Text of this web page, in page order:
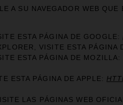
A SU NAVEGADOR WEB
ESTA PÁGINA DE GOOGLE:
VISITE ESTA PÁGINA
ESTA PÁGINA DE MOZILLA:
ESTA PÁGINA DE APPLE:
LAS PÁGINAS WEB